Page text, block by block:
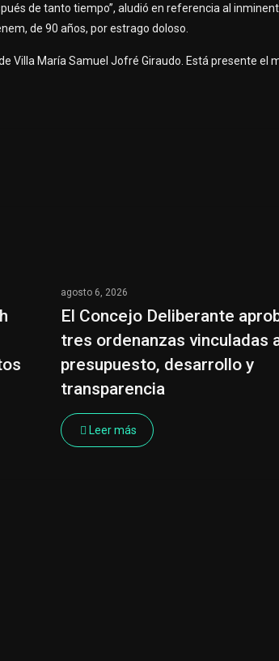
de tanto tiempo”, aludió en referencia al
de 90 años, por estrago doloso.
Villa María Samuel Jofré Giraudo. Está presente el
agosto 6, 2026
El Concejo Deliberante
tres ordenanzas vinculadas
presupuesto, desarrollo y
transparencia
Leer más